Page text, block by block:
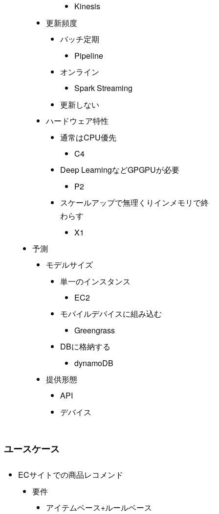
Kinesis
更新頻度
バッチ定期
Pipeline
オンライン
Spark Streaming
更新しない
ハードウェア特性
通常はCPU優先
C4
Deep LearningなどGPGPUが必要
P2
スケールアップで無理くりインメモリで終
わらす
X1
予測
モデルサイズ
単一のインスタンス
EC2
モバイルデバイスに組み込む
Greengrass
DBに格納する
dynamoDB
提供形態
API
デバイス
ユースケース
ECサイトでの商品レコメンド
要件
アイテムベース+ルールベース